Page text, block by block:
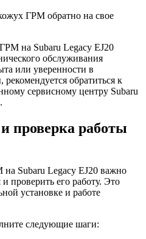
ГРМ обратно на свое
на Subaru Legacy EJ20
обслуживания
или уверенности в
обратиться к
сервисному центру Subaru
проверка работы
Subaru Legacy EJ20 важно
проверить его работу. Это
установке и работе
следующие шаги: